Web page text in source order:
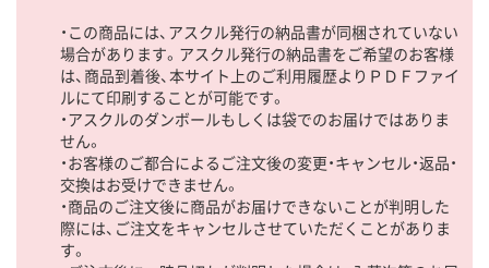
・この商品には、アスクル発行の納品書が同梱されていない
場合があります。アスクル発行の納品書をご希望のお客様
は、商品到着後、本サイト上のご利用履歴よりＰＤＦファイ
ルにて印刷することが可能です。
・アスクルのダンボールもしくは袋でのお届けではありま
せん。
・お客様のご都合によるご注文後の変更・キャンセル・返品・
交換はお受けできません。
・商品のご注文後に商品がお届けできないことが判明した
際には、ご注文をキャンセルさせていただくことがありま
す。